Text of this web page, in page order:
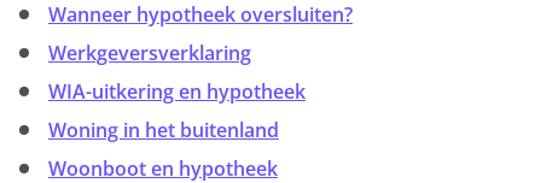
Wanneer hypotheek oversluiten?
Werkgeversverklaring
WIA-uitkering en hypotheek
Woning in het buitenland
Woonboot en hypotheek